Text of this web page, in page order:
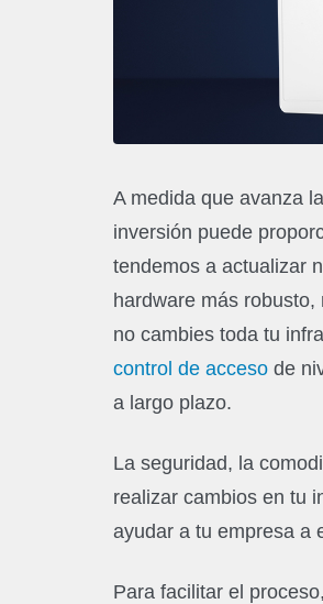
A medida que avanza
inversión puede
tendemos a actualizar
hardware más
no cambies toda tu
control de acceso de
a largo plazo.
La seguridad, la
realizar cambios en tu
ayudar a tu empresa a
Para facilitar el